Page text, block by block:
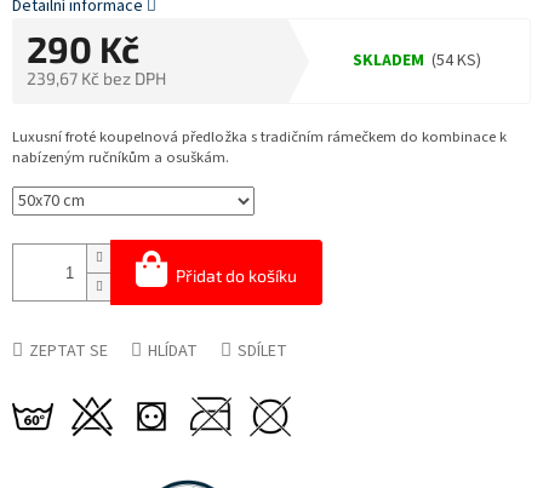
290 Kč
239,67 Kč bez DPH
cena:
SKLADEM (54 KS)
Přidat do košíku
Luxusní froté koupelnová předložka s tradičním rámečkem do kombinace k
nabízeným ručníkům a osuškám.
Detailní informace
ZEPTAT SE HLÍDAT SDÍLET